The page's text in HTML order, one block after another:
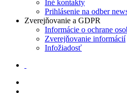
Iné kontakty
Prihlásenie na odber
Zverejňovanie a GDPR
Informácie o ochrane
Zverejňovanie informácií
Infožiadosť